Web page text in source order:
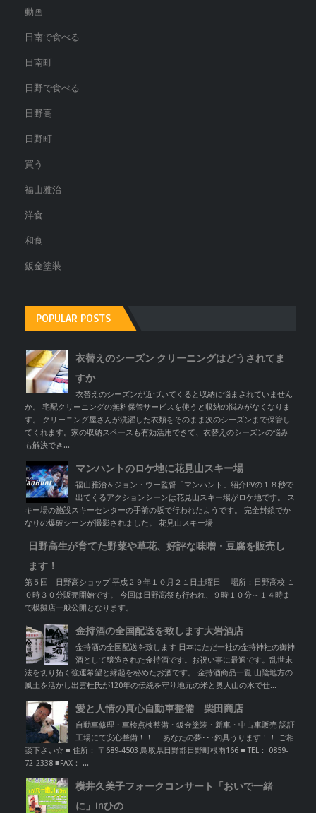
動画
日南で食べる
日南町
日野で食べる
日野高
日野町
買う
福山雅治
洋食
和食
鈑金塗装
POPULAR POSTS
衣替えのシーズン クリーニングはどうされてま
すか
衣替えのシーズンが近づいてくると収納に悩まされていません
か。 宅配クリーニングの無料保管サービスを使うと収納の悩みがなくなりま
す。 クリーニング屋さんが洗濯した衣類をそのまま次のシーズンまで保管し
てくれます。家の収納スペースも有効活用できて、衣替えのシーズンの悩み
も解決でき...
マンハントのロケ地に花見山スキー場
福山雅治＆ジョン・ウー監督「マンハント」紹介PVの１８秒で
出てくるアクションシーンは花見山スキー場がロケ地です。 ス
キー場の施設スキーセンターの手前の坂で行われたようです。 完全封鎖でか
なりの爆破シーンが撮影されました。 花見山スキー場
日野高生が育てた野菜や草花、好評な味噌・豆腐を販売し
ます！
第５回 日野高ショップ 平成２９年１０月２１日土曜日 場所：日野高校 １
０時３０分販売開始です。 今回は日野高祭も行われ、９時１０分～１４時ま
で模擬店一般公開となります。
金持酒の全国配送を致します大岩酒店
金持酒の全国配送を致します 日本にただ一社の金持神社の御神
酒として醸造された金持酒です。お祝い事に最適です。乱世末
法を切り拓く強運希望と縁起を秘めたお酒です。 金持酒商品一覧 山陰地方の
風土を活かし出雲杜氏が120年の伝統を守り地元の米と奥大山の水で仕...
愛と人情の真心自動車整備 柴田商店
自動車修理・車検点検整備・鈑金塗装・新車・中古車販売 認証
工場にて安心整備！！ あなたの夢･･･釣具うります！！ ご相
談下さい☆ ■ 住所： 〒689-4503 鳥取県日野郡日野町根雨166 ■ TEL： 0859-
72-2338 ■FAX： ...
横井久美子フォークコンサート「おいで一緒
に」inひの